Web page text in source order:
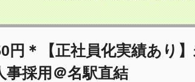
円＊【正社員化実績あり
事採用＠名駅直結